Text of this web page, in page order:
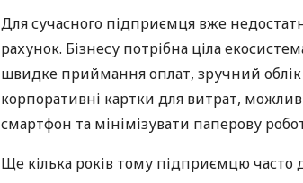
Для сучасного підприємця вже
рахунок. Бізнесу потрібна ціла
швидке приймання оплат, зручний облік
корпоративні картки для витрат,
смартфон та мінімізувати паперову
Ще кілька років тому підприємцю часто